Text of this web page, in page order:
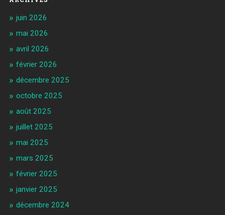
juin 2026
mai 2026
avril 2026
février 2026
décembre 2025
octobre 2025
août 2025
juillet 2025
mai 2025
mars 2025
février 2025
janvier 2025
décembre 2024